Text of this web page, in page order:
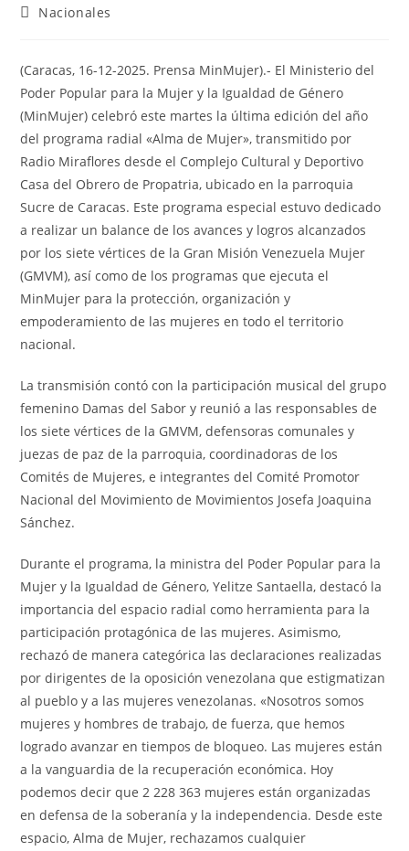
Nacionales
(Caracas, 16-12-2025. Prensa MinMujer).- El Ministerio del
Poder Popular para la Mujer y la Igualdad de Género
(MinMujer) celebró este martes la última edición del año
del programa radial «Alma de Mujer», transmitido por
Radio Miraflores desde el Complejo Cultural y Deportivo
Casa del Obrero de Propatria, ubicado en la parroquia
Sucre de Caracas. Este programa especial estuvo dedicado
a realizar un balance de los avances y logros alcanzados
por los siete vértices de la Gran Misión Venezuela Mujer
(GMVM), así como de los programas que ejecuta el
MinMujer para la protección, organización y
empoderamiento de las mujeres en todo el territorio
nacional.
La transmisión contó con la participación musical del grupo
femenino Damas del Sabor y reunió a las responsables de
los siete vértices de la GMVM, defensoras comunales y
juezas de paz de la parroquia, coordinadoras de los
Comités de Mujeres, e integrantes del Comité Promotor
Nacional del Movimiento de Movimientos Josefa Joaquina
Sánchez.
Durante el programa, la ministra del Poder Popular para la
Mujer y la Igualdad de Género, Yelitze Santaella, destacó la
importancia del espacio radial como herramienta para la
participación protagónica de las mujeres. Asimismo,
rechazó de manera categórica las declaraciones realizadas
por dirigentes de la oposición venezolana que estigmatizan
al pueblo y a las mujeres venezolanas. «Nosotros somos
mujeres y hombres de trabajo, de fuerza, que hemos
logrado avanzar en tiempos de bloqueo. Las mujeres están
a la vanguardia de la recuperación económica. Hoy
podemos decir que 2 228 363 mujeres están organizadas
en defensa de la soberanía y la independencia. Desde este
espacio, Alma de Mujer, rechazamos cualquier